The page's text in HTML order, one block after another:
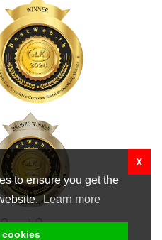
to ensure you get the
Learn more
X